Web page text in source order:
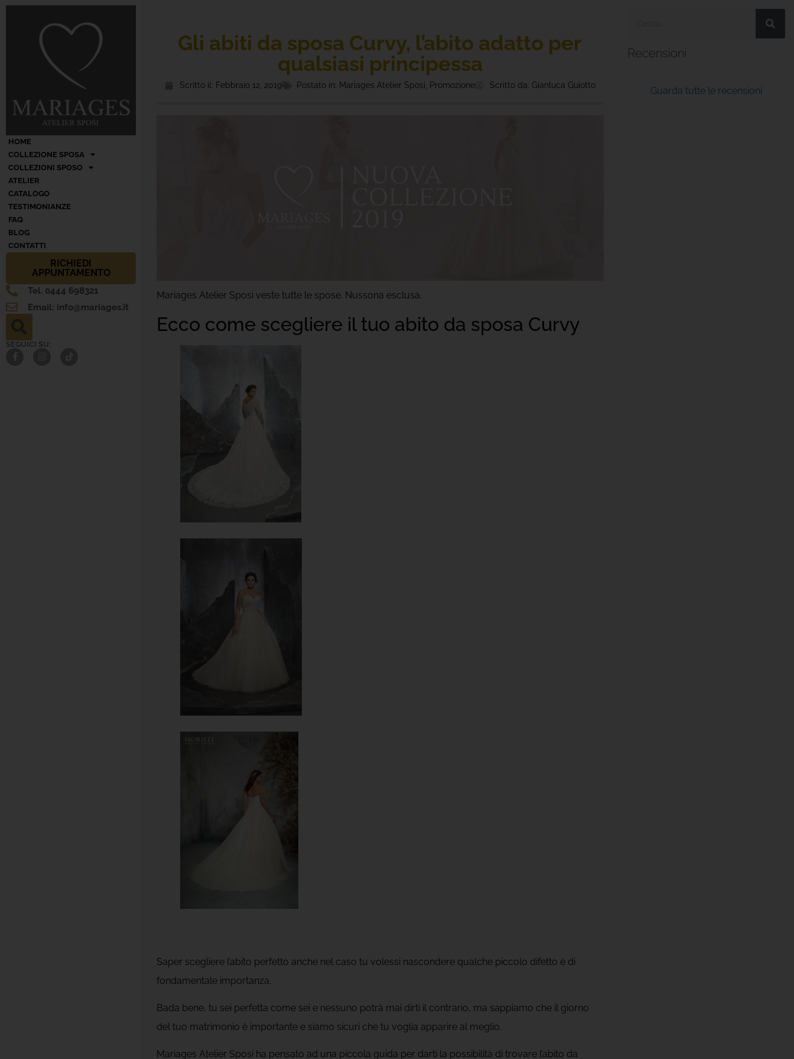
HOME
COLLEZIONE SPOSA
COLLEZIONI SPOSO
ATELIER
CATALOGO
TESTIMONIANZE
FAQ
BLOG
CONTATTI
RICHIEDI
APPUNTAMENTO
Tel. 0444 698321
Email: info@mariages.it
SEGUICI SU:
Gli abiti da sposa Curvy, l’abito adatto per
qualsiasi principessa
Scritto il: Febbraio 12, 2019 Postato in: Mariages Atelier Sposi Promozione Scritto da: Gianluca Guiotto
Mariages Atelier Sposi veste tutte le spose. Nussona esclusa.
Ecco come scegliere il tuo abito da sposa Curvy
Saper scegliere l’abito perfetto anche nel caso tu volessi nascondere qualche piccolo difetto è di
fondamentale importanza.
Bada bene, tu sei perfetta come sei e nessuno potrà mai dirti il contrario, ma sappiamo che il giorno
del tuo matrimonio è importante e siamo sicuri che tu voglia apparire al meglio.
Mariages Atelier Sposi ha pensato ad una piccola guida per darti la possibilità di trovare l’abito da
Recensioni
Guarda tutte le recensioni